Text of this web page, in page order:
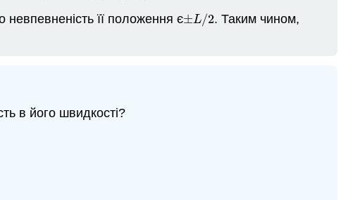
невпевненість її положення є±L/2
±L/2 . Таким чином,
в його швидкості?